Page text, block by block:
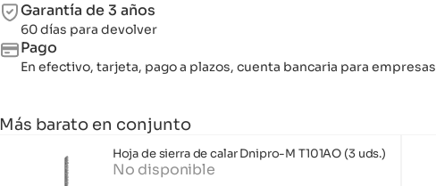
Garantía de 3 años
60 días para devolver
Pago
En efectivo, tarjeta, pago a plazos, cuenta bancaria para empresas
Más barato en conjunto
Hoja de sierra de calar Dnipro-M T101AO (3 uds.)
No disponible